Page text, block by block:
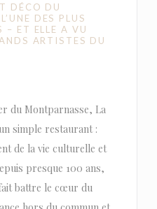
DÉCO DU
DES PLUS
– ET ELLE A VU
ARTISTES DU
du Montparnasse, La
simple restaurant :
de la vie culturelle et
presque 100 ans,
battre le cœur du